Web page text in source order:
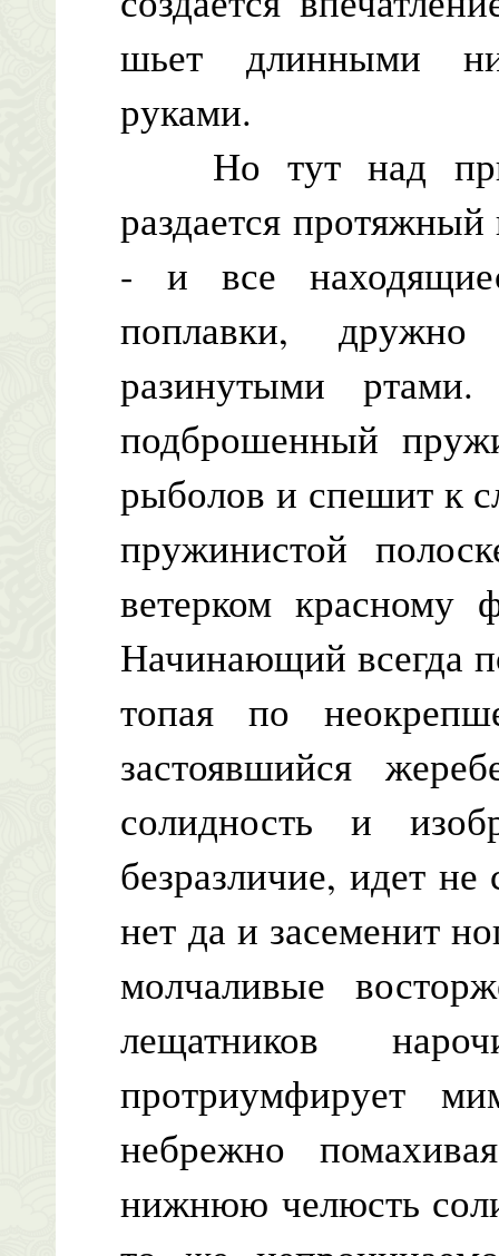
шьет длинными
руками.
Но тут над
раздается
- и все
поплавки,
разинутыми
подброшенный
рыболов и спешит к
пружинистой
ветерком красному
Начинающий всегда
топая по
застоявшийся
солидность и
безразличие, идет
нет да и засеменит
молчаливые
лещатников
протриумфирует
небрежно
нижнюю челюсть